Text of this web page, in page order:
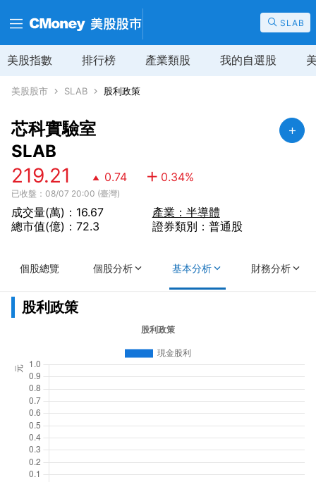
SLAB
美股指數 排行榜 產業類股 我的自選股
美股股市 SLAB 股利政策
芯科實驗室
SLAB
219.21 0.74 0.34%
已收盤：08/07 20:00 (臺灣)
成交量(萬)：16.67
總市值(億)：72.3
產業：半導體
證券類別：普通股
個股總覽 個股分析 基本分析 財務分析
股利政策